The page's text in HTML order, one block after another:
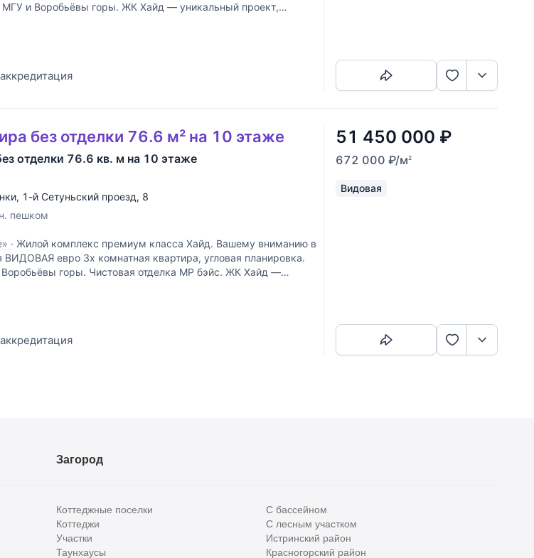
и Воробьёвы горы. ЖК Хайд — уникальный проект,
без отделки 76.6 м² на 10 этаже
отделки 76.6 кв. м на 10 этаже
, 1-й Сетуньский проезд, 8
пешком
· Жилой комплекс премиум класса Хайд. Вашему вниманию в
ВИДОВАЯ евро 3х комнатная квартира, угловая планировка.
горы. Чистовая отделка МР бэйс. ЖК Хайд —
51 450 000 ₽
672 000 ₽/м2
Видовая
Загород
Коттеджные поселки
Коттеджи
Участки
Таунхаусы
С бассейном
С лесным участком
Истринский район
Красногорский район
Все